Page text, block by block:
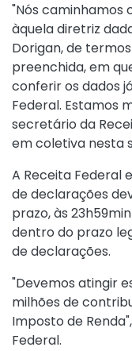
"Nós caminhamos
àquela diretriz
Dorigan, de
preenchida, em
conferir os dados
Federal. Estamos
secretário da
em coletiva nesta
A Receita Federal
de declarações
prazo, às
dentro do prazo
de declarações.
"Devemos atingir
milhões de
Imposto de
Federal.